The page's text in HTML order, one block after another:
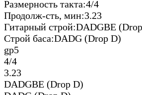
Размерность такта:4/4
Продолж-сть, мин:3.23
Гитарный строй:DADGBE
Строй баса:DADG (Drop D)
gp5
4/4
3.23
DADGBE (Drop D)